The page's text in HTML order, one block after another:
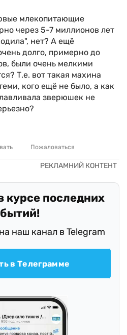
млекопитающие
через 5-7 миллионов лет
нет? А ещё
долго, примерно до
были очень мелкими
Т.е. вот такая махина
кого ещё не было, а как
зверюшек не
Пожаловаться
курсе последних
наш канал в Telegram
в Телеграмме